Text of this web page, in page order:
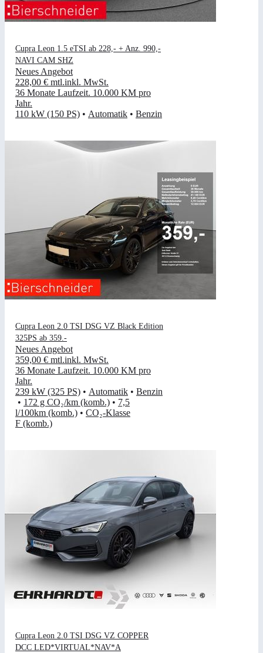
Cupra Leon 1.5 eTSI ab 228,- + Anz. 990,-
NAVI CAM SHZ
Neues Angebot
228,00 € mtl.inkl. MwSt.
36 Monate Laufzeit. 10.000 KM pro
Jahr.
110 kW (150 PS) • Automatik • Benzin
Cupra Leon 2.0 TSI DSG VZ Black Edition
325PS ab 359.-
Neues Angebot
359,00 € mtl.inkl. MwSt.
36 Monate Laufzeit. 10.000 KM pro
Jahr.
239 kW (325 PS) • Automatik • Benzin
• 172 g CO₂/km (komb.) • 7,5
l/100km (komb.) • CO₂-Klasse
F (komb.)
Cupra Leon 2.0 TSI DSG VZ COPPER
DCC LED*VIRTUAL*NAV*A